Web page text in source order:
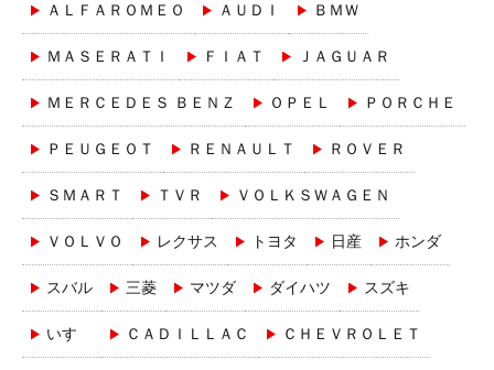
ＡＬＦＡＲＯＭＥＯ ＡＵＤＩ ＢＭＷ
ＭＡＳＥＲＡＴＩ ＦＩＡＴ ＪＡＧＵＡＲ
ＭＥＲＣＥＤＥＳ ＢＥＮＺ ＯＰＥＬ ＰＯＲＣＨＥ
ＰＥＵＧＥＯＴ ＲＥＮＡＵＬＴ ＲＯＶＥＲ
ＳＭＡＲＴ ＴＶＲ ＶＯＬＫＳＷＡＧＥＮ
ＶＯＬＶＯ レクサス トヨタ 日産 ホンダ
スバル 三菱 マツダ ダイハツ スズキ
いすゞ ＣＡＤＩＬＬＡＣ ＣＨＥＶＲＯＬＥＴ